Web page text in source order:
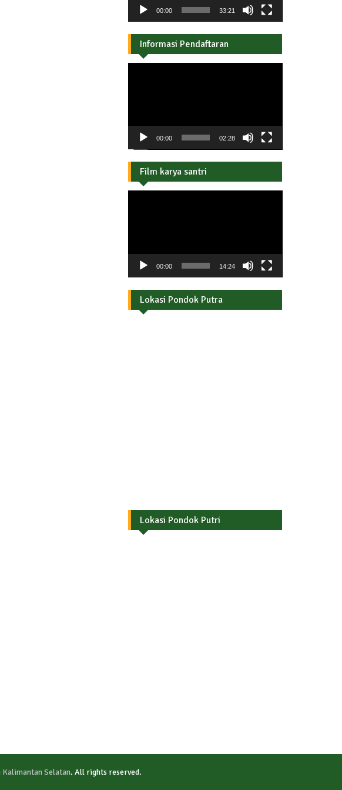
00:00 33:21
Informasi Pendaftaran
00:00 02:28
Film karya santri
00:00 14:24
Lokasi Pondok Putra
Lokasi Pondok Putri
Selatan. All rights reserved.